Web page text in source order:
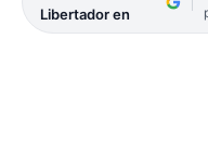
Libertador en